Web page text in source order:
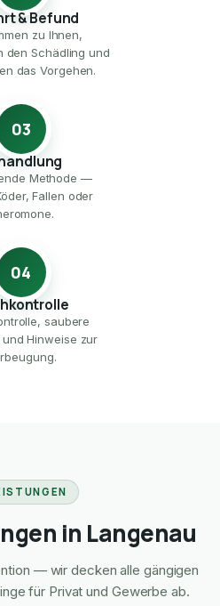
& Befund
zu Ihnen,
den Schädling und
das Vorgehen.
03
Methode —
Fallen oder
04
saubere
Hinweise zur
in Langenau
— wir decken alle gängigen
für Privat und Gewerbe ab.